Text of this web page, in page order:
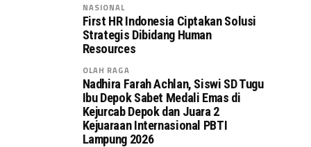
NASIONAL
First HR Indonesia Ciptakan Solusi
Strategis Dibidang Human
Resources
OLAH RAGA
Nadhira Farah Achlan, Siswi SD Tugu
Ibu Depok Sabet Medali Emas di
Kejurcab Depok dan Juara 2
Kejuaraan Internasional PBTI
Lampung 2026